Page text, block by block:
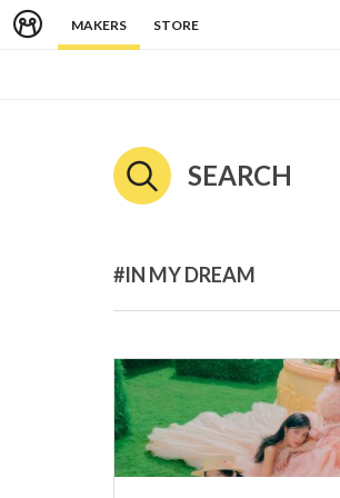
MAKERS STORE
SEARCH
#IN MY DREAM